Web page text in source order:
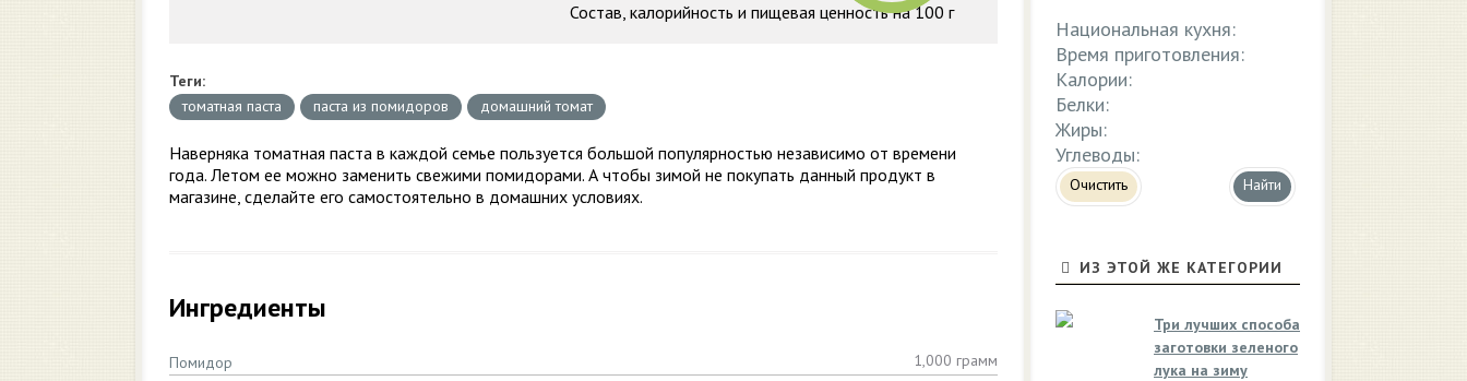
Состав, калорийность и пищевая ценность на 100 г
Теги:
томатная паста
паста из помидоров домашний томат
Наверняка томатная паста в каждой семье пользуется большой популярностью независимо от времени
года. Летом ее можно заменить свежими помидорами. А чтобы зимой не покупать данный продукт в
магазине, сделайте его самостоятельно в домашних условиях.
Ингредиенты
Помидор
1,000 грамм
Национальная кухня:
Время приготовления:
Калории:
Белки:
Жиры:
Углеводы:
Очистить
ИЗ ЭТОЙ ЖЕ КАТЕГОРИИ
Три лучших способа
заготовки зеленого
лука на зиму